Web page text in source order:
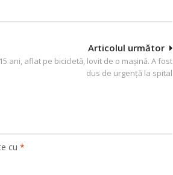
Articolul următor
ani, aflat pe bicicletă, lovit de o mașină. A fost
dus de urgență la spital
cu *